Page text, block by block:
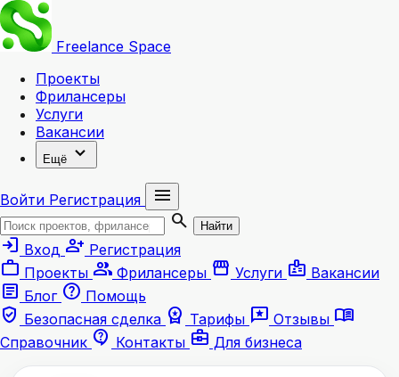
Freelance Space
Проекты
Фрилансеры
Услуги
Вакансии
Ещё expand_more
Войти Регистрация
menu
search
Найти
login Вход person_add Регистрация
work Проекты group Фрилансеры storefront Услуги badge Вакансии
article Блог help Помощь
verified_user Безопасная сделка workspace_premium Тарифы reviews Отзывы menu_book
Справочник contact_support Контакты business_center Для бизнеса